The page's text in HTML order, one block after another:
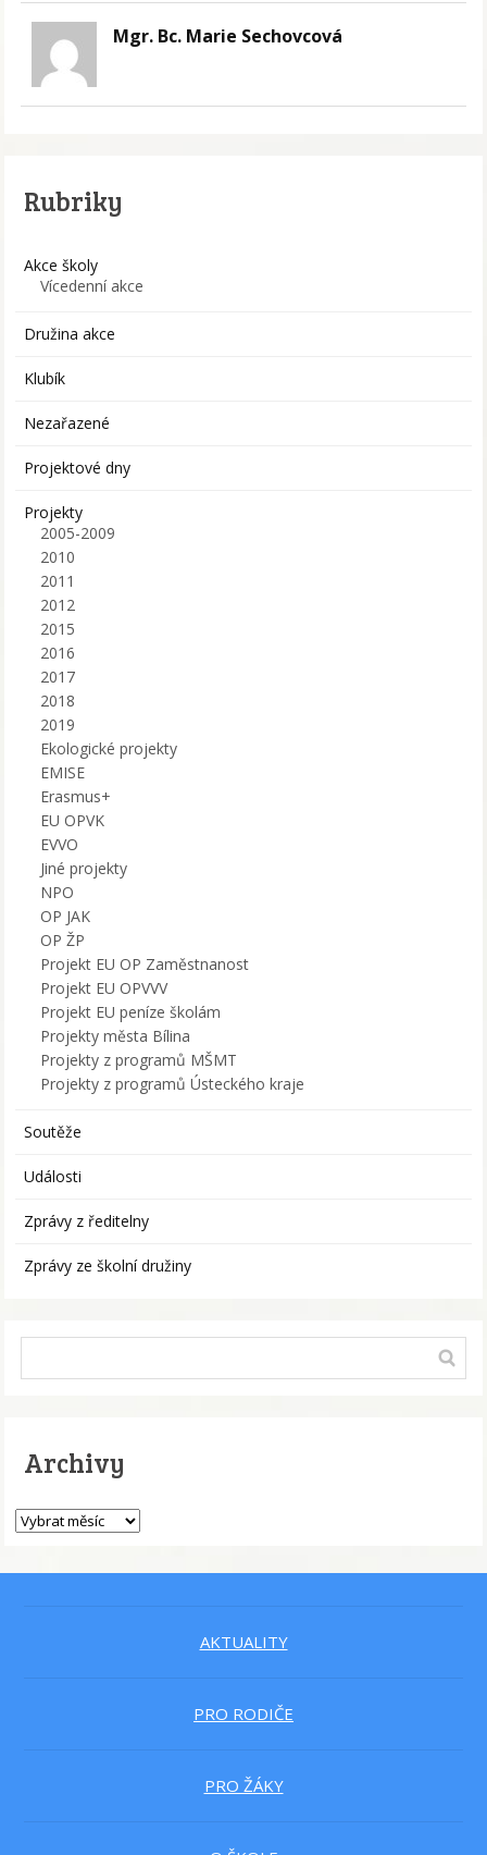
Mgr. Bc. Marie Sechovcová
Rubriky
Akce školy
Vícedenní akce
Družina akce
Klubík
Nezařazené
Projektové dny
Projekty
2005-2009
2010
2011
2012
2015
2016
2017
2018
2019
Ekologické projekty
EMISE
Erasmus+
EU OPVK
EVVO
Jiné projekty
NPO
OP JAK
OP ŽP
Projekt EU OP Zaměstnanost
Projekt EU OPVVV
Projekt EU peníze školám
Projekty města Bílina
Projekty z programů MŠMT
Projekty z programů Ústeckého kraje
Soutěže
Události
Zprávy z ředitelny
Zprávy ze školní družiny
Archivy
AKTUALITY
PRO RODIČE
PRO ŽÁKY